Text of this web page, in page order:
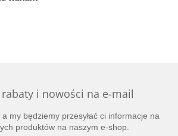
i nowości na e-mail
my będziemy przesyłać ci informacje na
produktów na naszym e-shop.